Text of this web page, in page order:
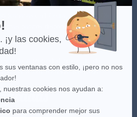
¡y las cookies,
sus ventanas con estilo, ¡pero no nos
nuestras cookies nos ayudan a:
para comprender mejor sus
Islas Baleares y Canarias: 07 (Islas
(canarias), 51 Ceuta, 52 Melilla. Oferta
más baratos disponibles. Para más
parcial o total estándar prohibida.